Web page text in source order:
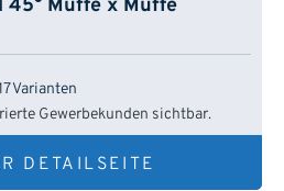
45° Muffe x Muffe
Varianten
Gewerbekunden sichtbar.
DETAILSEITE